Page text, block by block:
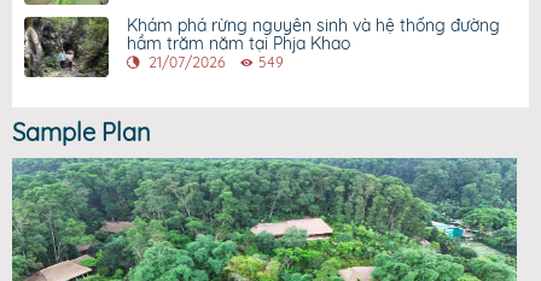
Khám phá rừng nguyên sinh và hệ thống đường
hầm trăm năm tại Phja Khao
21/07/2026 549
Sample Plan